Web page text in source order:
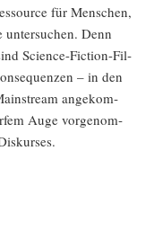
für Men­schen,
Denn
Sci­ence-Fic­tion-Fil­
– in den
ange­kom­
Auge vor­ge­nom­